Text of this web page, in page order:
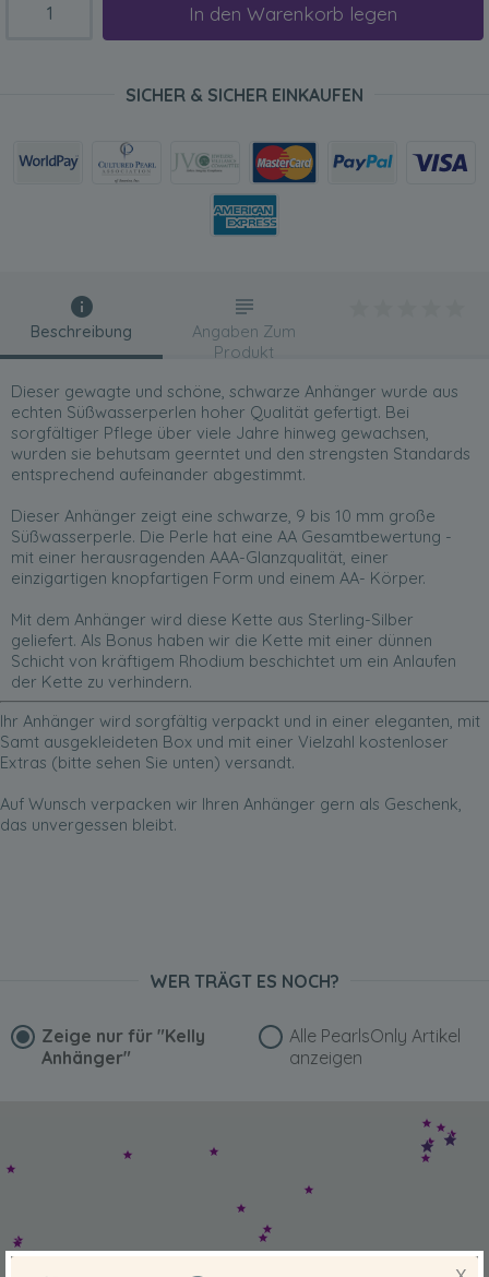
In den Warenkorb legen
SICHER & SICHER EINKAUFEN
Beschreibung
Dieser gewagte und schöne, schwarze Anhänger wurde aus
echten Süßwasserperlen hoher Qualität gefertigt. Bei
sorgfältiger Pflege über viele Jahre hinweg gewachsen,
wurden sie behutsam geerntet und den strengsten Standards
entsprechend aufeinander abgestimmt.
Dieser Anhänger zeigt eine schwarze, 9 bis 10 mm große
Süßwasserperle. Die Perle hat eine AA Gesamtbewertung -
mit einer herausragenden AAA-Glanzqualität, einer
einzigartigen knopfartigen Form und einem AA- Körper.
Mit dem Anhänger wird diese Kette aus Sterling-Silber
geliefert. Als Bonus haben wir die Kette mit einer dünnen
Schicht von kräftigem Rhodium beschichtet um ein Anlaufen
der Kette zu verhindern.
Ihr Anhänger wird sorgfältig verpackt und in einer eleganten, mit
Samt ausgekleideten Box und mit einer Vielzahl kostenloser
Extras (bitte sehen Sie unten) versandt.
Auf Wunsch verpacken wir Ihren Anhänger gern als Geschenk,
das unvergessen bleibt.
Angaben Zum
Produkt
WER TRÄGT ES NOCH?
Zeige nur für "Kelly
Anhänger"
Alle PearlsOnly Artikel
anzeigen